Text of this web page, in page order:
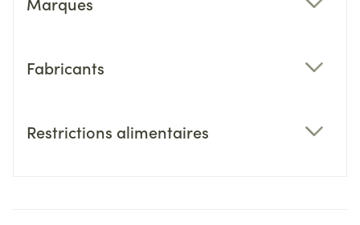
Fabricants
Restrictions alimentaires